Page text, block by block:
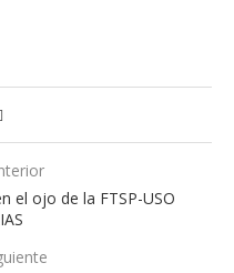
el ojo de la FTSP-USO